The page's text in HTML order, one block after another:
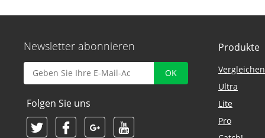
Newsletter abonnieren
Folgen Sie uns
Produkte
Vergleichen
Ultra
Lite
Pro